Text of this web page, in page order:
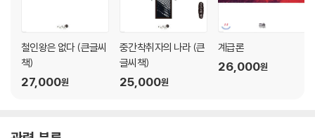
철인왕은 없다 (큰글씨
책)
27,000원
중간착취자의 나라 (큰
글씨책)
25,000원
계급론
26,000원